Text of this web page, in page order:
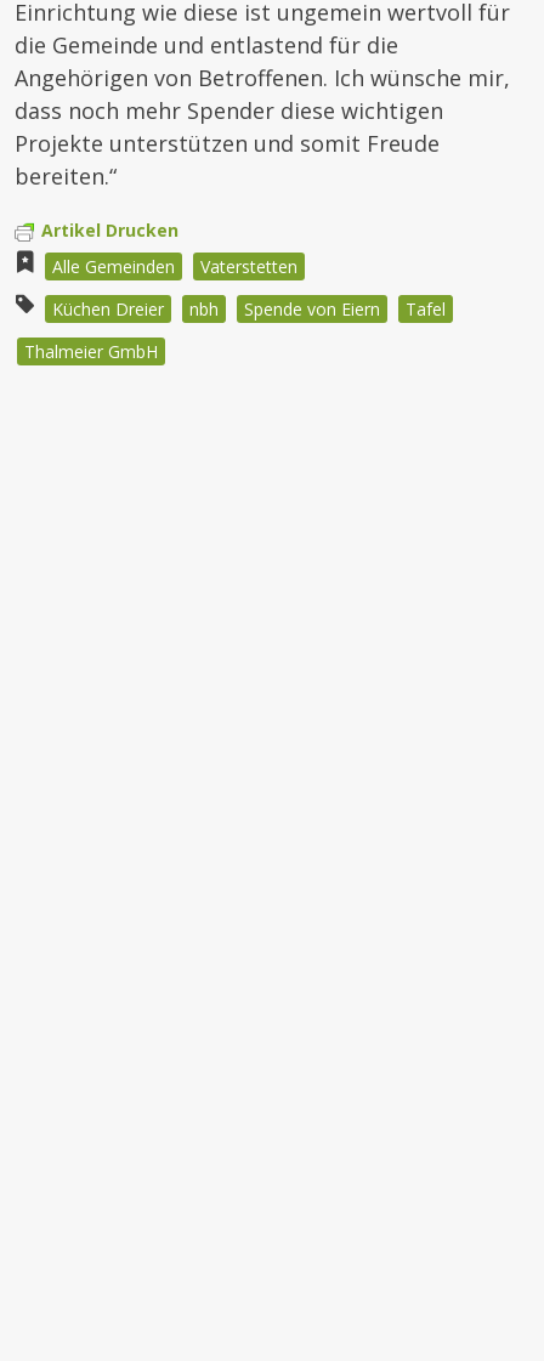
Einrichtung wie diese ist ungemein wertvoll für
die Gemeinde und entlastend für die
Angehörigen von Betroffenen. Ich wünsche mir,
dass noch mehr Spender diese wichtigen
Projekte unterstützen und somit Freude
bereiten.“
Artikel Drucken
Alle Gemeinden
Vaterstetten
Küchen Dreier
nbh Spende von Eiern
Tafel
Thalmeier GmbH